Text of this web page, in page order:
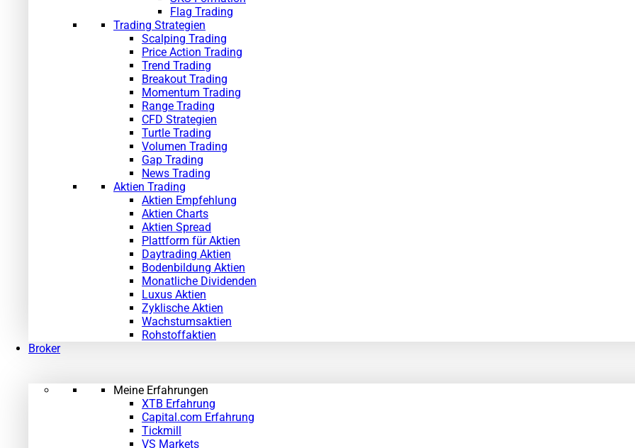
Flag Trading
Trading Strategien
Scalping Trading
Price Action Trading
Trend Trading
Breakout Trading
Momentum Trading
Range Trading
CFD Strategien
Turtle Trading
Volumen Trading
Gap Trading
News Trading
Aktien Trading
Aktien Empfehlung
Aktien Charts
Aktien Spread
Plattform für Aktien
Daytrading Aktien
Bodenbildung Aktien
Monatliche Dividenden
Luxus Aktien
Zyklische Aktien
Wachstumsaktien
Rohstoffaktien
Broker
Meine Erfahrungen
XTB Erfahrung
Capital.com Erfahrung
Tickmill
VS Markets